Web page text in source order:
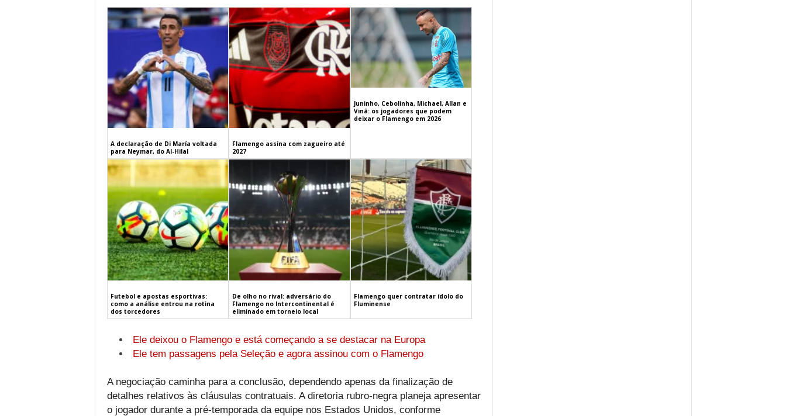
A declaração de Di María voltada
para Neymar, do Al-Hilal
Flamengo assina com zagueiro até
2027
Juninho, Cebolinha, Michael, Allan e
Vinã: os jogadores que podem
deixar o Flamengo em 2026
Futebol e apostas esportivas:
como a análise entrou na rotina
dos torcedores
De olho no rival: adversário do
Flamengo no Intercontinental é
eliminado em torneio local
Flamengo quer contratar ídolo do
Fluminense
Ele deixou o Flamengo e está começando a se destacar na Europa
Ele tem passagens pela Seleção e agora assinou com o Flamengo
A negociação caminha para a conclusão, dependendo apenas da finalização de
detalhes relativos às cláusulas contratuais. A diretoria rubro-negra planeja apresentar
o jogador durante a pré-temporada da equipe nos Estados Unidos, conforme